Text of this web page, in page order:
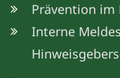
Prävention im
Interne